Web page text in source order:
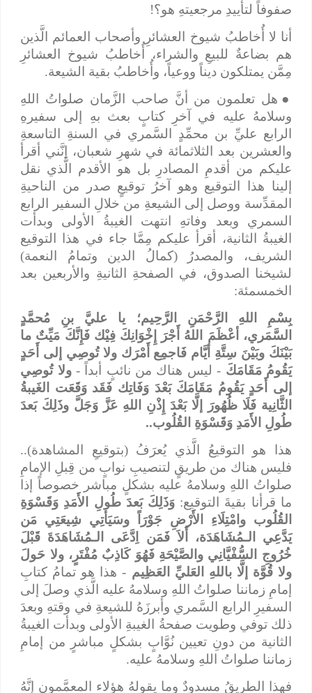
صفوفاً لتأييدِ مرجعيتهِ هو؟!
أنا لا أُخاطبُ شيوخ العشائرِ وأصحاب العمائم الَّذين
هم بضاعةٌ للبيعِ والشراء، أُخاطبُ شيوخ العشائرِ
مِمَّن يمتلكون ديناً ووعياً، وأُخاطبُ بقية الشيعة.
●هل تعلمون من أنَّ صاحب الزَّمان صلواتُ اللهِ
وسلامهُ عليه في آخرِ كتابٍ بعث بهِ إلى سفيرهِ
الرابع عليِّ بن محمِّدٍ السَّمري في السنةِ التاسعةِ
والعشرين بعد الثلاثمائة في شهرِ شعبان، إنَّني أقرأ
عليكم من أقدمِ المصادرِ بل هو الأقدم الَّذي نقل
إلينا هذا التوقيع وهو آخرُ توقيعٍ صدر من الناحيةِ
المقدِّسة ووصل إلى الشيعةِ من خلالِ السفير الرابع
السمري وبعد وفاتهِ انتهت الغيبةُ الأولى وبدأت
الغيبةُ الثانية، أقرأ عليكم مِمَّا جاء في هذا التوقيع
الشريف، والمصدرُ (كمالُ الدين وتمامُ النعمة)
لشيخنا الصدوق، في الصفحةِ الثانيةِ والأربعين بعد
الخمسمئة:
بِسْمِ اللهِ الرَّحْمَنِ الرَّحِيم؛ يا عليَّ بنِ مُحمَّدٍ
السَّمَري، أعْظَمَ اللهُ أَجْرَ إِخْوَانِكَ فِيْك فَإِنَّكَ مَيِّتٌ ما
بَيْنَكَ وبَيْنَ سِتَّةِ أيَّام فَاجمِع أَمْرَك ولا تُوصِي إلى أَحَدٍ
يَقُومُ مَقَامَكَ- ليس هناك من نائبٍ أبداً -ولا تُوصِي
إلى أَحَدٍ يَقُومُ مَقَامَكَ بَعْدَ وَفَاتِك فَقَد وَقَعَت الغَيبةُ
الثَّانِية فَلَا ظُهُورَ إلَّا بَعْدَ إِذْنِ اللهِ عَزَّ وَجَلَّ وذَلِكَ بَعدَ
طُولِ الأَمَدِ وَقَسْوَةِ القُلُوب..
هذا هو التوقيعُ الَّذي يُعرَفُ (بتوقيعِ المشاهدة)..
فليس هناك من طريقٍ لتنصيبِ نوابٍ من قِبلِ الإمامِ
صلواتُ اللهِ وسلامهُ عليه بشكلٍ مباشر خصوصاً إذا
ما قرأنا بقيةَ التوقيع: وَذَلِكَ بَعدَ طُولِ الأَمَدِ وَقَسْوَةِ
القُلُوب وامْتِلَاءِ الأَرْضِ جَوْرَاً وسَيَأتِي شِيعَتِي مَن
يَدَّعِي الـمُشَاهَدَة، أَلاَ فَمَن اِدَّعَى الـمُشَاهَدَةَ قَبْلَ
خُرُوجِ السُّفْيَّانِي والصَّيْحَةِ فَهُوَ كَاذِبٌ مُفْتَرٍ، ولا حَولَ
ولا قُوَّة إلَّا باللهِ العَليِّ العَظِيم - هذا هو تمامُ كتابِ
إمامِ زماننا صلواتُ اللهِ وسلامهُ عليه الَّذي وصلَ إلى
السفيرِ الرابع السَّمري وأبرزَهُ للشيعةِ في وقتهِ وبعدَ
ذلك توفي وطويت صفحةُ الغيبةِ الأولى وبدأت الغيبةُ
الثانية من دونِ تعيين نُوَّابٍ بشكلٍ مباشرٍ من إمامِ
زماننا صلواتُ اللهِ وسلامهُ عليه.
فهذا الطريقُ مسدودٌ وما يقولهُ هؤلاء المعمَّمون إنَّهُ